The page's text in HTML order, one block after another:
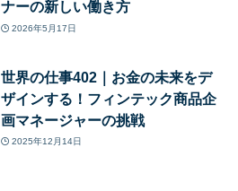
ナーの新しい働き方
2026年5月17日
世界の仕事402｜お金の未来をデ
ザインする！フィンテック商品企
画マネージャーの挑戦
2025年12月14日